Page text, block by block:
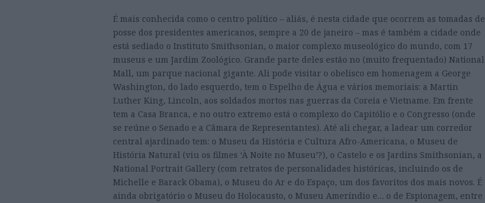
É mais conhecida como o centro político – aliás, é nesta cidade que ocorrem as tomadas de
posse dos presidentes americanos, sempre a 20 de janeiro – mas é também a cidade onde
está sediado o Instituto Smithsonian, o maior complexo museológico do mundo, com 17
museus e um Jardim Zoológico. Grande parte deles estão no (muito frequentado) National
Mall, um parque nacional gigante. Ali pode visitar o obelisco em homenagem a George
Washington, do lado esquerdo, tem o Espelho de Água e vários memoriais: a Martin
Luther King, Lincoln, aos soldados mortos nas guerras da Coreia e Vietname. Em frente
tem a Casa Branca, e no outro extremo está o complexo do Capitólio e o Congresso (onde
se reúne o Senado e a Câmara de Representantes). Até ali chegar, a ladear um corredor
central ajardinado tem: o Museu da História e Cultura Afro-Americana, o Museu de
História Natural (viu os filmes ‘À Noite no Museu’?), o Castelo e os Jardins Smithsonian, a
National Portrait Gallery (com retratos de personalidades históricas, incluindo os de
Michelle e Barack Obama), o Museu do Ar e do Espaço, um dos favoritos dos mais novos. É
ainda obrigatório o Museu do Holocausto, o Museu Ameríndio e… o de Espionagem, entre